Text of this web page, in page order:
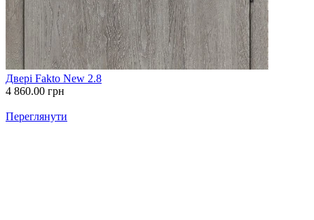
Двері Fakto New 2.8
4 860.00 грн
Переглянути